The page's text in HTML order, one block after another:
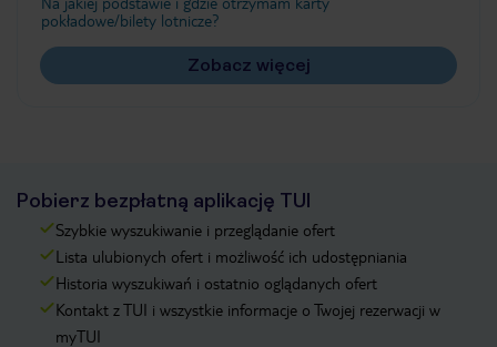
pokładowe/bilety lotnicze?
Zobacz więcej
Pobierz bezpłatną aplikację TUI
Szybkie wyszukiwanie i przeglądanie ofert
Lista ulubionych ofert i możliwość ich udostępniania
Historia wyszukiwań i ostatnio oglądanych ofert
Kontakt z TUI i wszystkie informacje o Twojej rezerwacji w
myTUI